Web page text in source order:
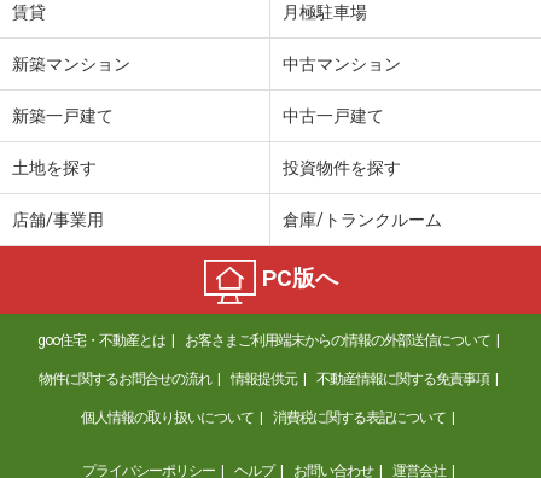
賃貸 月極駐車場
新築マンション 中古マンション
新築一戸建て 中古一戸建て
土地を探す 投資物件を探す
店舗/事業用 倉庫/トランクルーム
PC版へ
goo住宅・不動産とは お客さまご利用端末からの情報の外部送信について
物件に関するお問合せの流れ 情報提供元 不動産情報に関する免責事項
個人情報の取り扱いについて 消費税に関する表記について
プライバシーポリシー ヘルプ お問い合わせ 運営会社